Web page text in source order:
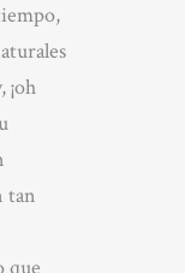
¡oh
tan